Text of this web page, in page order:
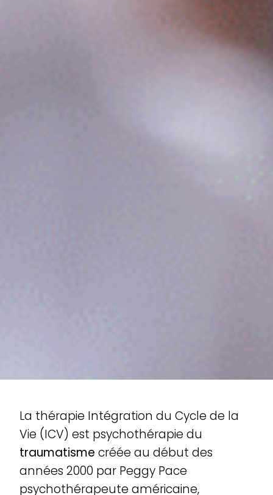
La thérapie Intégration du Cycle de la
Vie (ICV) est psychothérapie du
traumatisme créée au début des
années 2000 par Peggy Pace
psychothérapeute américaine,